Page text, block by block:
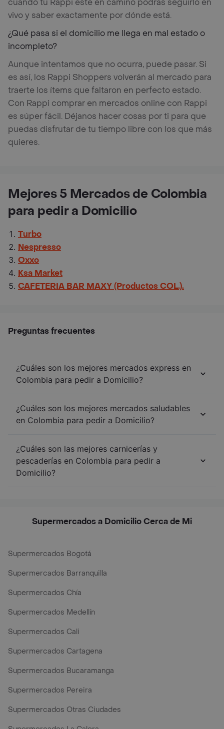
cuando tu Rappi esté en camino podrás seguirlo en
vivo y saber exactamente por dónde está.
¿Qué pasa si el domicilio me llega en mal estado o
incompleto?
Aunque intentamos que no ocurra, puede pasar. Si
es así, los Rappi Shoppers volverán al mercado para
traerte los ítems que faltaron en perfecto estado.
Con Rappi comprar en mercados online con Rappi
es súper fácil. Déjanos hacer cosas por ti para que
puedas disfrutar de tu tiempo libre con los que más
quieres.
Mejores 5 Mercados de Colombia
para pedir a Domicilio
Turbo
Nespresso
Oxxo
Ksa Market
CAFETERIA BAR MAXY (Productos COL.).
Preguntas frecuentes
¿Cuáles son los mejores mercados express en
Colombia para pedir a Domicilio?
¿Cuáles son los mejores mercados saludables
en Colombia para pedir a Domicilio?
¿Cuáles son las mejores carnicerías y
pescaderías en Colombia para pedir a
Domicilio?
Supermercados a Domicilio Cerca de Mi
Supermercados Bogotá
Supermercados Barranquilla
Supermercados Chía
Supermercados Medellín
Supermercados Cali
Supermercados Cartagena
Supermercados Bucaramanga
Supermercados Pereira
Supermercados Otras Ciudades